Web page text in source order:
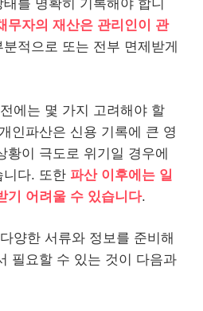
를 명확히 기록해야 합니
무자의 재산은 관리인이 관
적으로 또는 전부 면제받게
에는 몇 가지 고려해야 할
인파산은 신용 기록에 큰 영
황이 극도로 위기일 경우에
니다. 또한 파산 이후에는 일
기 어려울 수 있습니다.
양한 서류와 정보를 준비해
필요할 수 있는 것이 다음과